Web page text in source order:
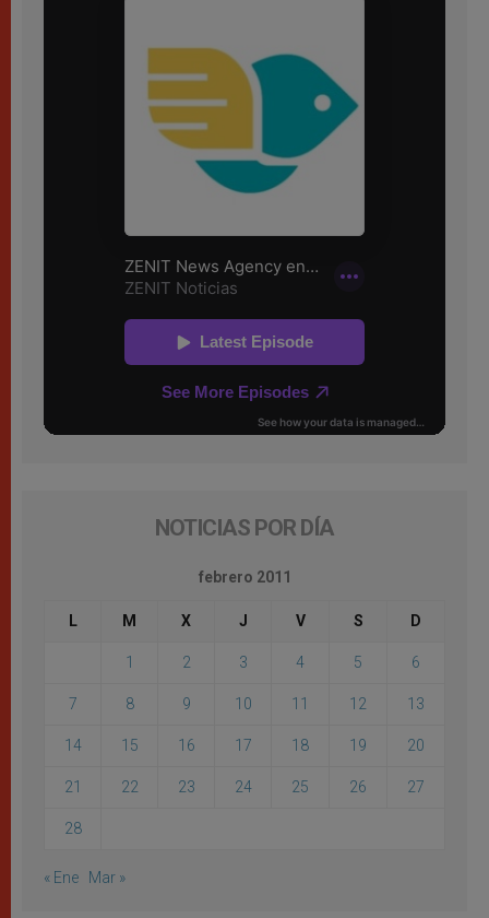
NOTICIAS POR DÍA
febrero 2011
L M X J V S D
1 2 3 4 5 6
7 8 9 10 11 12 13
14 15 16 17 18 19 20
21 22 23 24 25 26 27
28
« Ene Mar »